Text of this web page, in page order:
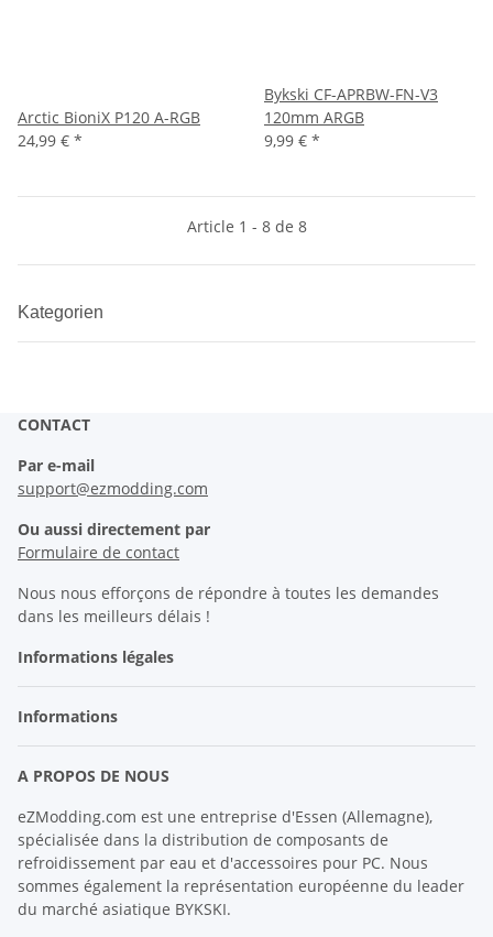
Arctic BioniX P120 A-RGB
24,99 € *
Bykski CF-APRBW-FN-V3
120mm ARGB
9,99 € *
Article 1 - 8 de 8
Kategorien
CONTACT
Par e-mail
support@ezmodding.com
Ou aussi directement par
Formulaire de contact
Nous nous efforçons de répondre à toutes les demandes
dans les meilleurs délais !
Informations légales
Informations
A PROPOS DE NOUS
eZModding.com est une entreprise d'Essen (Allemagne),
spécialisée dans la distribution de composants de
refroidissement par eau et d'accessoires pour PC. Nous
sommes également la représentation européenne du leader
du marché asiatique BYKSKI.